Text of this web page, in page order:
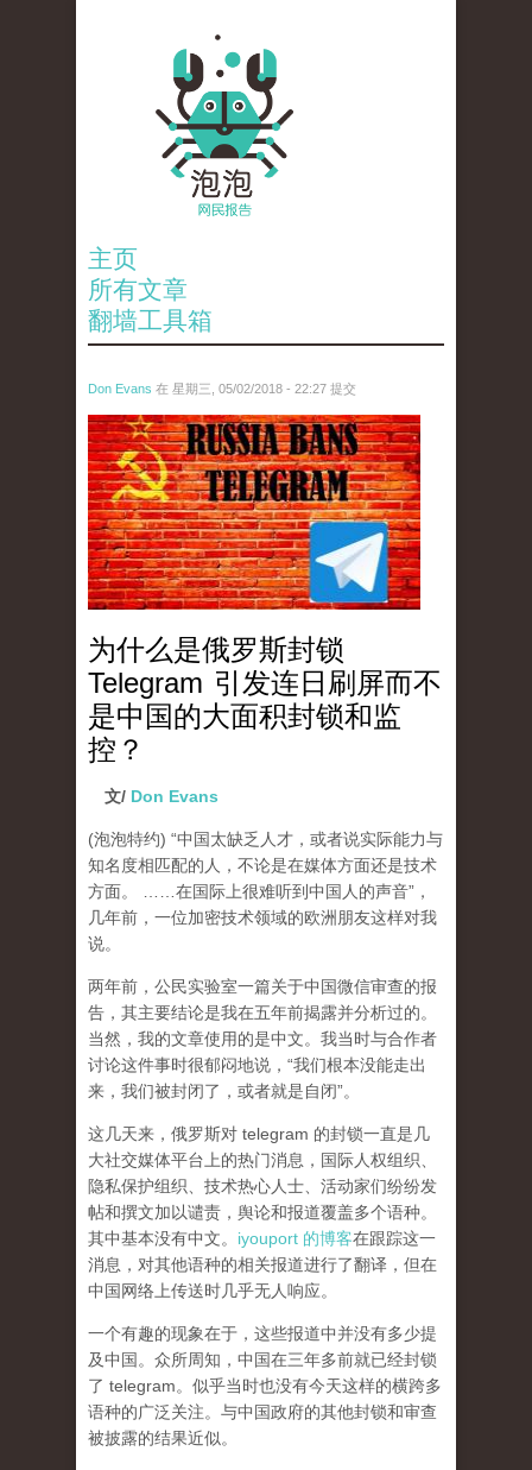
主页
所有文章
翻墙工具箱
Don Evans 在 星期三, 05/02/2018 - 22:27 提交
tou_.jpeg
为什么是俄罗斯封锁
Telegram 引发连日刷屏而不
是中国的大面积封锁和监
控？
文/ Don Evans
(泡泡特约) “中国太缺乏人才，或者说实际能力与
知名度相匹配的人，不论是在媒体方面还是技术
方面。 ……在国际上很难听到中国人的声音”，
几年前，一位加密技术领域的欧洲朋友这样对我
说。
两年前，公民实验室一篇关于中国微信审查的报
告，其主要结论是我在五年前揭露并分析过的。
当然，我的文章使用的是中文。我当时与合作者
讨论这件事时很郁闷地说，“我们根本没能走出
来，我们被封闭了，或者就是自闭”。
这几天来，俄罗斯对 telegram 的封锁一直是几
大社交媒体平台上的热门消息，国际人权组织、
隐私保护组织、技术热心人士、活动家们纷纷发
帖和撰文加以谴责，舆论和报道覆盖多个语种。
其中基本没有中文。 iyouport 的博客在跟踪这一
消息，对其他语种的相关报道进行了翻译，但在
中国网络上传送时几乎无人响应。
一个有趣的现象在于，这些报道中并没有多少提
及中国。众所周知，中国在三年多前就已经封锁
了 telegram。似乎当时也没有今天这样的横跨多
语种的广泛关注。与中国政府的其他封锁和审查
被披露的结果近似。